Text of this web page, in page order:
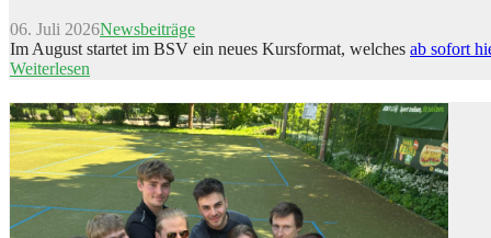
06. Juli 2026Newsbeiträge
Im August startet im BSV ein neues Kursformat, welches ab sofort
Weiterlesen